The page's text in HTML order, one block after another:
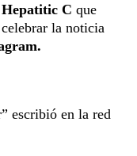
Hepatitic C que
la noticia
escribió en la red